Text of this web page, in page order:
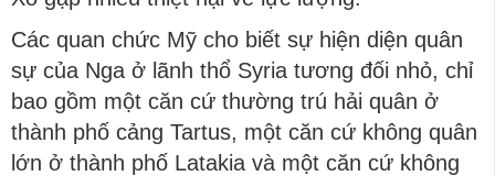
Các quan chức Mỹ cho biết sự hiện diện quân
sự của Nga ở lãnh thổ Syria tương đối nhỏ, chỉ
bao gồm một căn cứ thường trú hải quân ở
thành phố cảng Tartus, một căn cứ không quân
lớn ở thành phố Latakia và một căn cứ không